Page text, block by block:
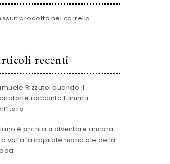
prodotto nel carrello.
recenti
Rizzuto: quando il
racconta l’anima
è pronta a diventare ancora
volta la capitale mondiale della